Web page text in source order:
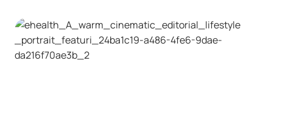
Betracht. Welche Behandlung für Sie geeignet
ist, entscheidet ein Arzt auf Grundlage Ihrer
Gesundheit, Ihres BMI und Ihres